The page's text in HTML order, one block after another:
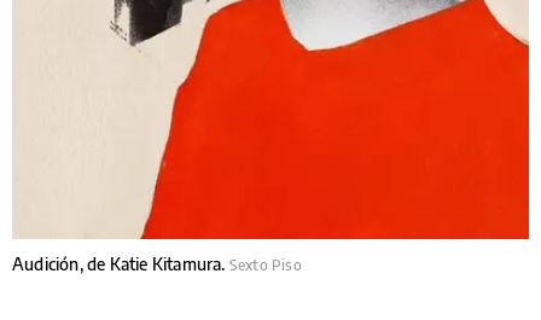
Audición, de Katie Kitamura. Sexto Piso